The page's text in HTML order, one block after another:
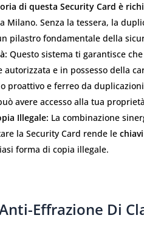
di questa Security Card è
Milano. Senza la tessera, la
pilastro fondamentale della
Questo sistema ti garantisce
e in possesso della
proattivo e ferreo da
avere accesso alla tua
Illegale: La combinazione
la Security Card rende le
forma di copia illegale.
Effrazione Di